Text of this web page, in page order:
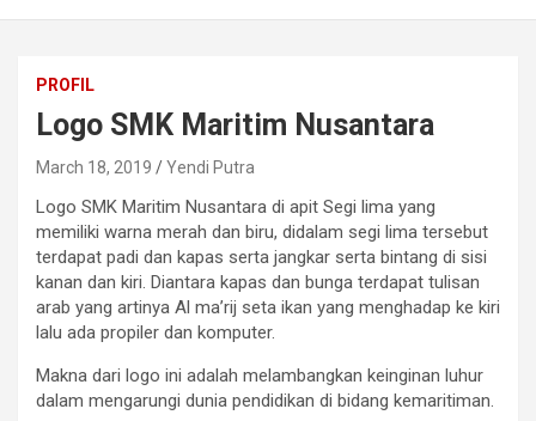
PROFIL
Logo SMK Maritim Nusantara
March 18, 2019 Yendi Putra
Logo SMK Maritim Nusantara di apit Segi lima yang
memiliki warna merah dan biru, didalam segi lima tersebut
terdapat padi dan kapas serta jangkar serta bintang di sisi
kanan dan kiri. Diantara kapas dan bunga terdapat tulisan
arab yang artinya Al ma’rij seta ikan yang menghadap ke kiri
lalu ada propiler dan komputer.
Makna dari logo ini adalah melambangkan keinginan luhur
dalam mengarungi dunia pendidikan di bidang kemaritiman.